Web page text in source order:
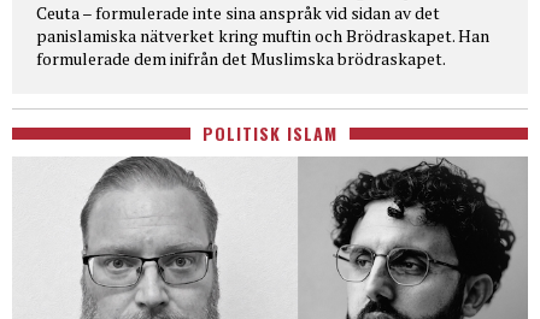
Ceuta – formulerade inte sina anspråk vid sidan av det
panislamiska nätverket kring muftin och Brödraskapet. Han
formulerade dem inifrån det Muslimska brödraskapet.
POLITISK ISLAM